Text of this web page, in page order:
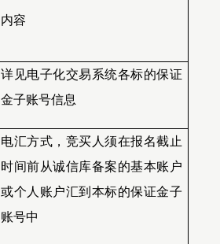
内容
详见电子化交易系统各标的保证
金子账号信息
电汇方式，竞买人须在报名截止
时间前从诚信库备案的基本账户
或个人账户汇到本标的保证金子
账号中